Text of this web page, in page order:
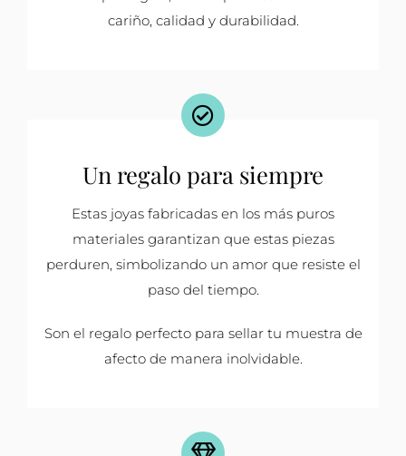
cariño, calidad y durabilidad.
Un regalo para siempre
Estas joyas fabricadas en los más puros
materiales garantizan que estas piezas
perduren, simbolizando un amor que resiste el
paso del tiempo.
Son el regalo perfecto para sellar tu muestra de
afecto de manera inolvidable.